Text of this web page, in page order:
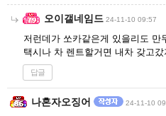
오이갤네임드 24-11-10 09:57
저런데가 쏘카같은게 있을리도 만
택시나 차 렌트할거면 내차 갖고갔
답글
나혼자오징어 24-11-10